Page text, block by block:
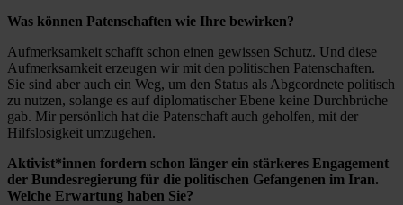
Was können Patenschaften wie Ihre bewirken?
Aufmerksamkeit schafft schon einen gewissen Schutz. Und diese
Aufmerksamkeit erzeugen wir mit den politischen Patenschaften.
Sie sind aber auch ein Weg, um den Status als Abgeordnete politisch
zu nutzen, solange es auf diplomatischer Ebene keine Durchbrüche
gab. Mir persönlich hat die Patenschaft auch geholfen, mit der
Hilfslosigkeit umzugehen.
Aktivist*innen fordern schon länger ein stärkeres Engagement
der Bundesregierung für die politischen Gefangenen im Iran.
Welche Erwartung haben Sie?